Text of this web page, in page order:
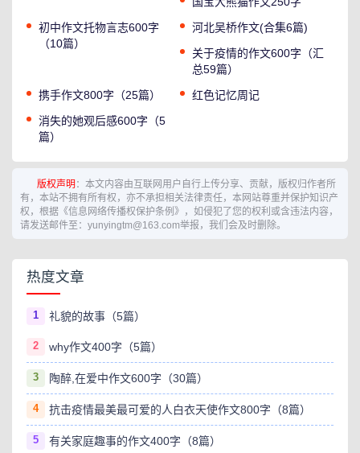
初中作文托物言志600字
（10篇）
河北吴桥作文(合集6篇)
关于疫情的作文600字（汇
总59篇）
携手作文800字（25篇）
红色记忆周记
消失的她观后感600字（5
篇）
版权声明 ：本文内容由互联网用户自行上传分享、贡献，版权归作者所
有，本站不拥有所有权，亦不承担相关法律责任，本网站尊重并保护知识产
权，根据《信息网络传播权保护条例》，如侵犯了您的权利或含违法内容，
请发送邮件至：yunyingtm@163.com举报，我们会及时删除。
热度文章
1 礼貌的故事（5篇）
2 why作文400字（5篇）
3 陶醉,在爱中作文600字（30篇）
4 抗击疫情最美最可爱的人白衣天使作文800字（8篇）
5 有关家庭趣事的作文400字（8篇）